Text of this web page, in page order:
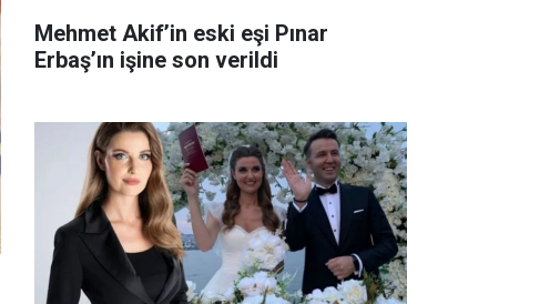
Mehmet Akif’in eski eşi Pınar
Erbaş’ın işine son verildi